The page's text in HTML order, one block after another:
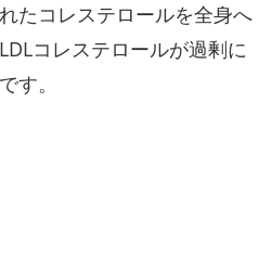
たコレステロールを全身へ
コレステロールが過剰に
す。